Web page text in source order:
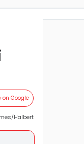
on Google
Halbert